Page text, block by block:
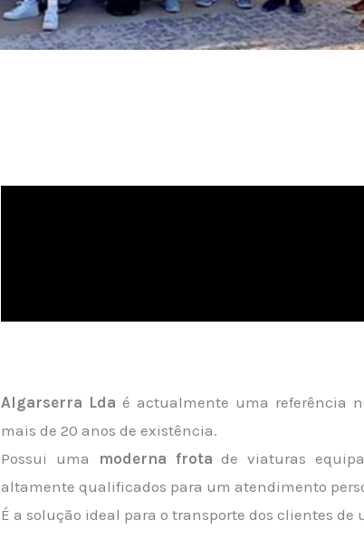
Algarserra Lda é actualmente uma referência
mais de 20 anos de existência.
Possui uma
moderna frota de viaturas
altamente qualificados para um atendimento
É a solução ideal para o transporte dos clientes